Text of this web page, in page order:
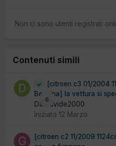
Non ci sono utenti registrati
Contenuti simili
6
[citroen c3 01/2004
Benzina] la vettura si
Da davide2000
Iniziato 12 Marzo
[citroen c2 11/2009